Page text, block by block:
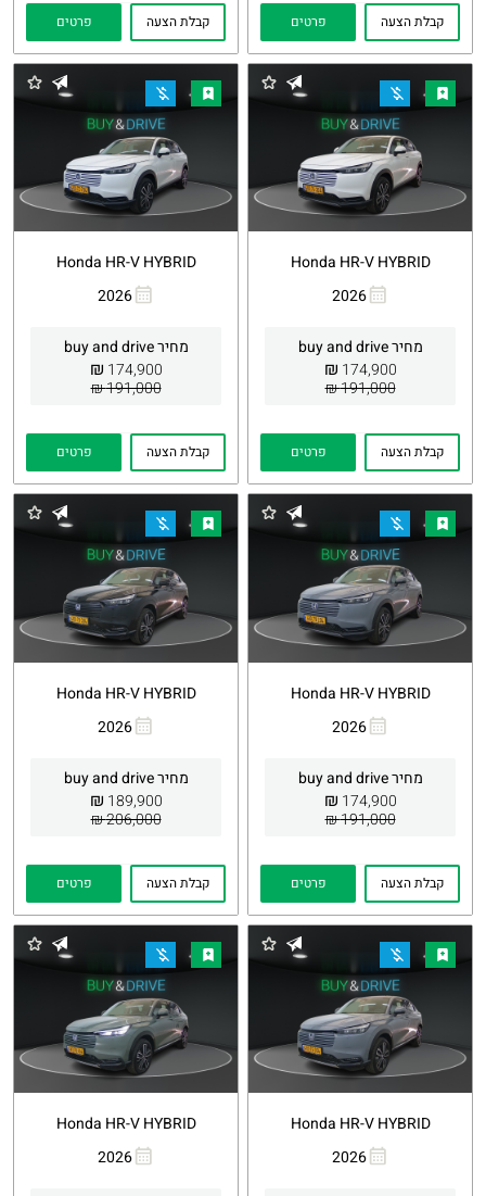
קבלת הצעה פרטים קבלת הצעה פרטים
Honda HR-V HYBRID
2026
מחיר buy and drive
174,900
₪
191,000 ₪
Whatsapp
קבלת הצעה פרטים
Honda HR-V HYBRID
2026
מחיר buy and drive
174,900
₪
191,000 ₪
Whatsapp
קבלת הצעה פרטים
Honda HR-V HYBRID
2026
מחיר buy and drive
174,900
₪
191,000 ₪
Whatsapp
קבלת הצעה פרטים
Honda HR-V HYBRID
2026
מחיר buy and drive
189,900
₪
206,000 ₪
Whatsapp
קבלת הצעה פרטים
Honda HR-V HYBRID
2026
Whatsapp
Honda HR-V HYBRID
2026
Whatsapp